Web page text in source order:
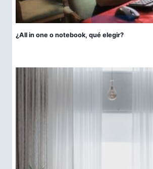
¿All in one o notebook, qué elegir​?